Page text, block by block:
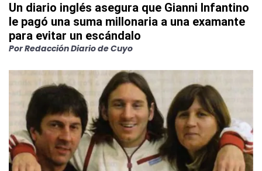
Un diario inglés asegura que Gianni Infantino
le pagó una suma millonaria a una examante
para evitar un escándalo
PorRedacción Diario de Cuyo